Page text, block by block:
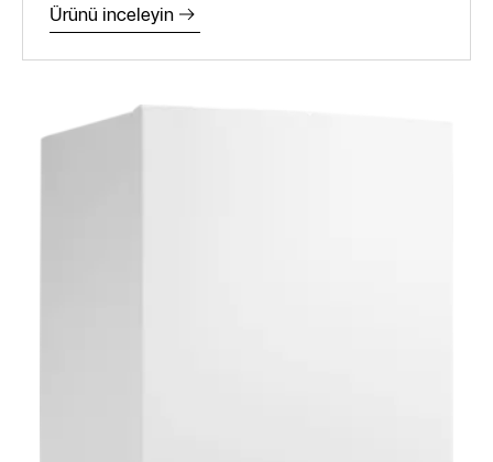
Ürünü inceleyin